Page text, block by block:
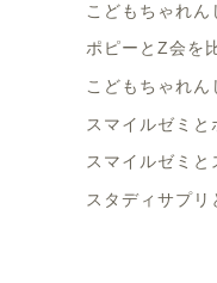
こどもちゃれん
ポピーとZ会を
こどもちゃれ
スマイルゼミと
スマイルゼミと
スタディサプリ